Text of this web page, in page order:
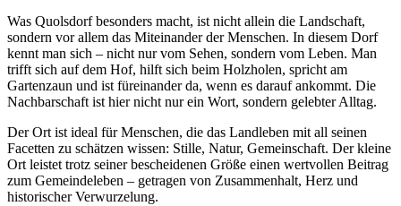
Was Quolsdorf besonders macht, ist nicht allein die Landschaft,
sondern vor allem das Miteinander der Menschen. In diesem Dorf
kennt man sich – nicht nur vom Sehen, sondern vom Leben. Man
trifft sich auf dem Hof, hilft sich beim Holzholen, spricht am
Gartenzaun und ist füreinander da, wenn es darauf ankommt. Die
Nachbarschaft ist hier nicht nur ein Wort, sondern gelebter Alltag.
Der Ort ist ideal für Menschen, die das Landleben mit all seinen
Facetten zu schätzen wissen: Stille, Natur, Gemeinschaft. Der kleine
Ort leistet trotz seiner bescheidenen Größe einen wertvollen Beitrag
zum Gemeindeleben – getragen von Zusammenhalt, Herz und
historischer Verwurzelung.